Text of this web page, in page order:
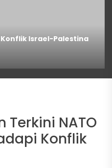
Israel-Palestina
Terkini NATO
Konflik